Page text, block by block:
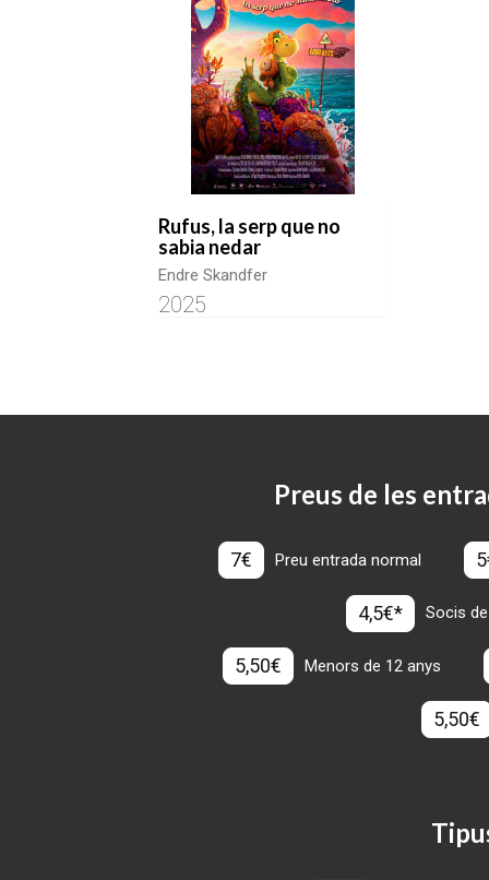
Rufus, la serp que no
sabia nedar
Endre Skandfer
2025
Preus de les
7€ Preu entrada normal
4,5€* Socis
5,50€ Menors de 12 anys
5,50€